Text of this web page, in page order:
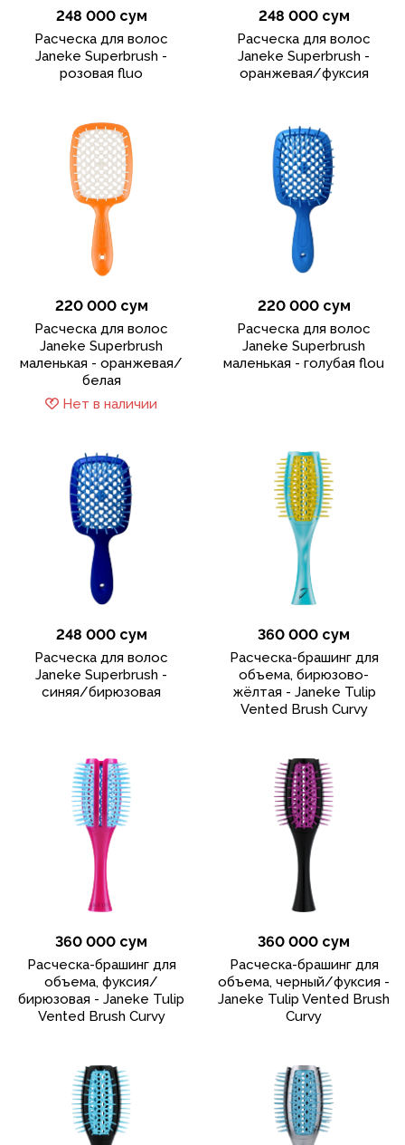
248 000 сум
Расческа для волос
Janeke Superbrush -
розовая fluo
248 000 сум
Расческа для волос
Janeke Superbrush -
оранжевая/фуксия
220 000 сум
Расческа для волос
Janeke Superbrush
маленькая - оранжевая/
белая
Нет в наличии
220 000 сум
Расческа для волос
Janeke Superbrush
маленькая - голубая flou
248 000 сум
Расческа для волос
Janeke Superbrush -
синяя/бирюзовая
360 000 сум
Расческа-брашинг для
объема, бирюзово-
жёлтая - Janeke Tulip
Vented Brush Curvy
360 000 сум
Расческа-брашинг для
объема, фуксия/
бирюзовая - Janeke Tulip
Vented Brush Curvy
360 000 сум
Расческа-брашинг для
объема, черный/фуксия -
Janeke Tulip Vented Brush
Curvy